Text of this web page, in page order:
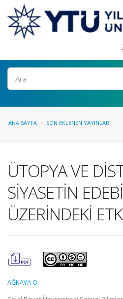
Ara
ANA SAYFA SON EKLENEN YAYINLAR
ÜTOPYA VE
SİYASETİN
ÜZERİNDEKİ
AĞKAYA O.